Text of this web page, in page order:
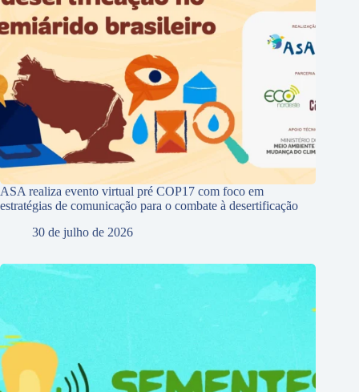
ASA realiza evento virtual pré COP17 com foco em
estratégias de comunicação para o combate à desertificação
30 de julho de 2026